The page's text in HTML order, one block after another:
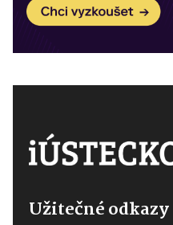
Užitečné odkazy